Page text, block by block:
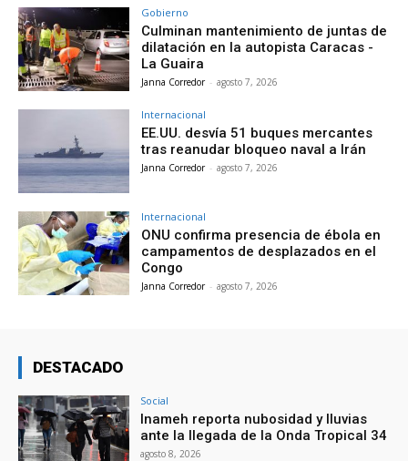
Gobierno
Culminan mantenimiento de juntas de
dilatación en la autopista Caracas -
La Guaira
Janna Corredor - agosto 7, 2026
Internacional
EE.UU. desvía 51 buques mercantes
tras reanudar bloqueo naval a Irán
Janna Corredor - agosto 7, 2026
Internacional
ONU confirma presencia de ébola en
campamentos de desplazados en el
Congo
Janna Corredor - agosto 7, 2026
DESTACADO
Social
Inameh reporta nubosidad y lluvias
ante la llegada de la Onda Tropical 34
agosto 8, 2026